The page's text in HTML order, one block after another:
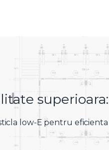
superioara:
low-E pentru